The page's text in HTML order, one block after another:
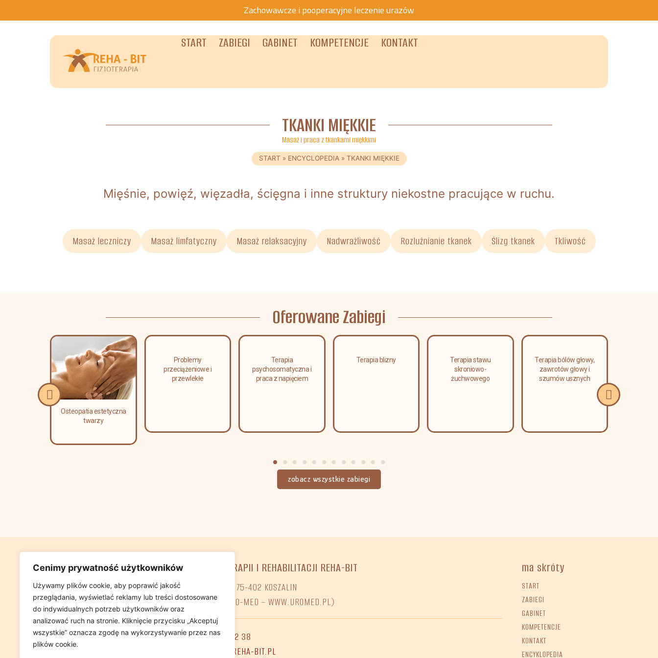
Cenimy prywatność użytkowników
Używamy plików cookie, aby poprawić jakość
przeglądania, wyświetlać reklamy lub treści dostosowane
do indywidualnych potrzeb użytkowników oraz
analizować ruch na stronie. Kliknięcie przycisku „Akceptuj
wszystkie” oznacza zgodę na wykorzystywanie przez nas
plików cookie.
Zachowawcze i pooperacyjne leczenie urazów
START
ZABIEGI GABINET KOMPETENCJE KONTAKT
TKANKI MIĘKKIE
Masaż i praca z tkankami miękkimi
START » ENCYCLOPEDIA» TKANKI MIĘKKIE
Mięśnie, powięź, więzadła, ścięgna i inne struktury niekostne pracujące w ruchu.
Masaż leczniczy Masaż limfatyczny Masaż relaksacyjny Nadwrażliwość Rozluźnianie tkanek Ślizg tkanek Tkliwość
Oferowane Zabiegi
Osteopatia estetyczna
twarzy
Problemy
przeciążeniowe i
przewlekłe
Terapia
psychosomatyczna i
praca z napięciem
Terapia blizny
Terapia stawu
skroniowo-
żuchwowego
Terapia bólów głowy,
zawrotów głowy i
szumów usznych
zobacz wszystkie zabiegi
GABINET FIZJOTERAPII I REHABILITACJI REHA-BIT
UL GLOWACKIEGO 7, 75-402 KOSZALIN
(W PRZYCHODNI URO-MED – WWW.UROMED.PL)
Tel. +48 698 68 02 38
GABINET@REHA-BIT.PL
ma skróty
START
ZABIEGI
GABINET
KOMPETENCJE
KONTAKT
ENCYKLOPEDIA